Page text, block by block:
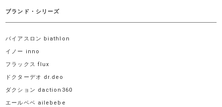
ブランド・シリーズ
バイアスロン biathlon
イノー inno
フラックス flux
ドクターデオ dr.deo
ダクション daction360
エールベベ ailebebe